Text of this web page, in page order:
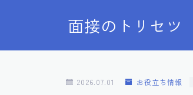
面接のトリセツ
2026.07.01 お役立ち情報